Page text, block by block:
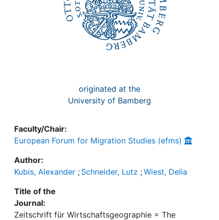
originated at the
University of Bamberg
Faculty/Chair:
European Forum for Migration Studies (efms)
Author:
Kubis, Alexander ; Schneider, Lutz ;Wiest, Delia
Title of the
Journal:
Zeitschrift für Wirtschaftsgeographie = The